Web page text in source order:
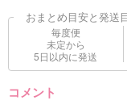
おまとめ目安と発送
毎度便
未定から
5日以内に発送
コメント